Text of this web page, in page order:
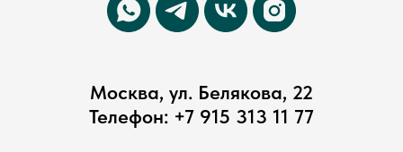
Москва, ул. Белякова, 22
Телефон: +7 915 313 11 77